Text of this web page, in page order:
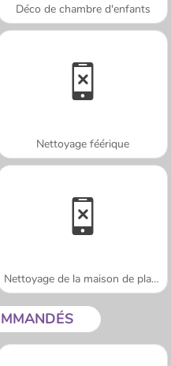
Déco de chambre d'enfants
Nettoyage féérique
Nettoyage de la maison de plage